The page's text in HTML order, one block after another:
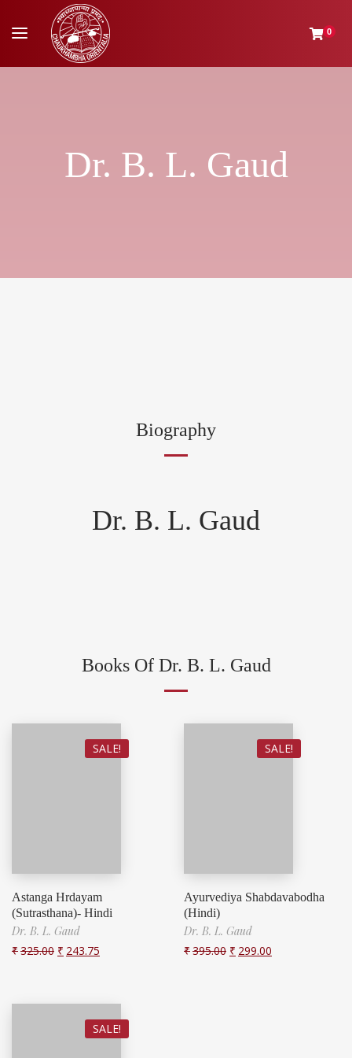
0
Dr. B. L. Gaud
Biography
Dr. B. L. Gaud
Books Of Dr. B. L. Gaud
SALE!
Astanga Hrdayam
(Sutrasthana)- Hindi
Dr. B. L. Gaud
₹325.00 ₹ 243.75
SALE!
Ayurvediya Shabdavabodha
(Hindi)
Dr. B. L. Gaud
₹395.00 ₹ 299.00
SALE!